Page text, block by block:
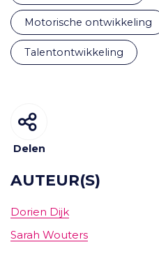
motorische ontwikkeling
talentontwikkeling
Delen
AUTEUR(S)
Dorien Dijk
Sarah Wouters